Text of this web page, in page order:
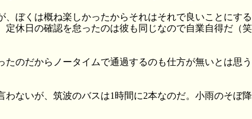
ぼくは概ね楽しかったからそれはそれで良いことにす
休日の確認を怠ったのは彼も同じなので自業自得だ（笑
のだからノータイムで通過するのも仕方が無いとは思
ないが、筑波のバスは1時間に2本なのだ。小雨のそぼ